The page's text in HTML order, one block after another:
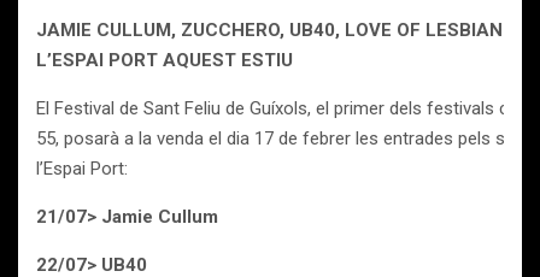
JAMIE CULLUM, ZUCCHERO, UB40, LOVE OF LESBIAN I
L’ESPAI PORT AQUEST ESTIU
El Festival de Sant Feliu de Guíxols, el primer dels festivals
55, posarà a la venda el dia 17 de febrer les entrades pels
l’Espai Port:
21/07> Jamie Cullum
22/07> UB40